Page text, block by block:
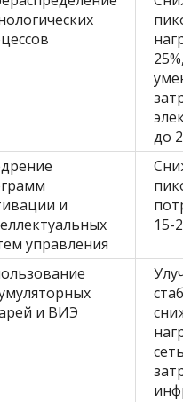
до
и
управления
15-
и ВИЭ